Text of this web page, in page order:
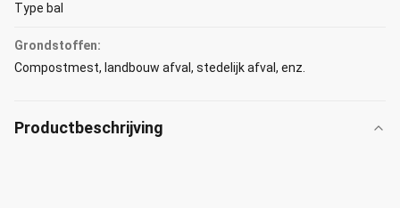
Type bal
Grondstoffen:
Compostmest, landbouw afval, stedelijk afval, enz.
Productbeschrijving